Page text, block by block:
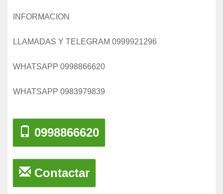
INFORMACION
LLAMADAS Y TELEGRAM 0999921296
WHATSAPP 0998866620
WHATSAPP 0983979839
0998866620
Contactar